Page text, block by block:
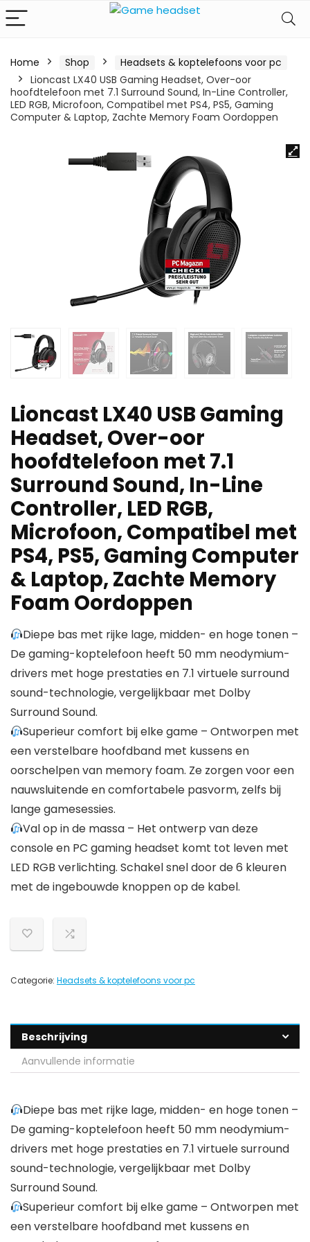
Home Shop
Headsets & koptelefoons voor pc
Lioncast LX40 USB Gaming Headset, Over-oor
hoofdtelefoon met 7.1 Surround Sound, In-Line Controller,
LED RGB, Microfoon, Compatibel met PS4, PS5, Gaming
Computer & Laptop, Zachte Memory Foam Oordoppen
Lioncast LX40 USB Gaming
Headset, Over-oor
hoofdtelefoon met 7.1
Surround Sound, In-Line
Controller, LED RGB,
Microfoon, Compatibel met
PS4, PS5, Gaming Computer
& Laptop, Zachte Memory
Foam Oordoppen
Diepe bas met rijke lage, midden- en hoge tonen –
De gaming-koptelefoon heeft 50 mm neodymium-
drivers met hoge prestaties en 7.1 virtuele surround
sound-technologie, vergelijkbaar met Dolby
Surround Sound.
Superieur comfort bij elke game – Ontworpen met
een verstelbare hoofdband met kussens en
oorschelpen van memory foam. Ze zorgen voor een
nauwsluitende en comfortabele pasvorm, zelfs bij
lange gamesessies.
Val op in de massa – Het ontwerp van deze
console en PC gaming headset komt tot leven met
LED RGB verlichting. Schakel snel door de 6 kleuren
met de ingebouwde knoppen op de kabel.
Categorie: Headsets & koptelefoons voor pc
Beschrijving
Aanvullende informatie
Diepe bas met rijke lage, midden- en hoge tonen –
De gaming-koptelefoon heeft 50 mm neodymium-
drivers met hoge prestaties en 7.1 virtuele surround
sound-technologie, vergelijkbaar met Dolby
Surround Sound.
Superieur comfort bij elke game – Ontworpen met
een verstelbare hoofdband met kussens en